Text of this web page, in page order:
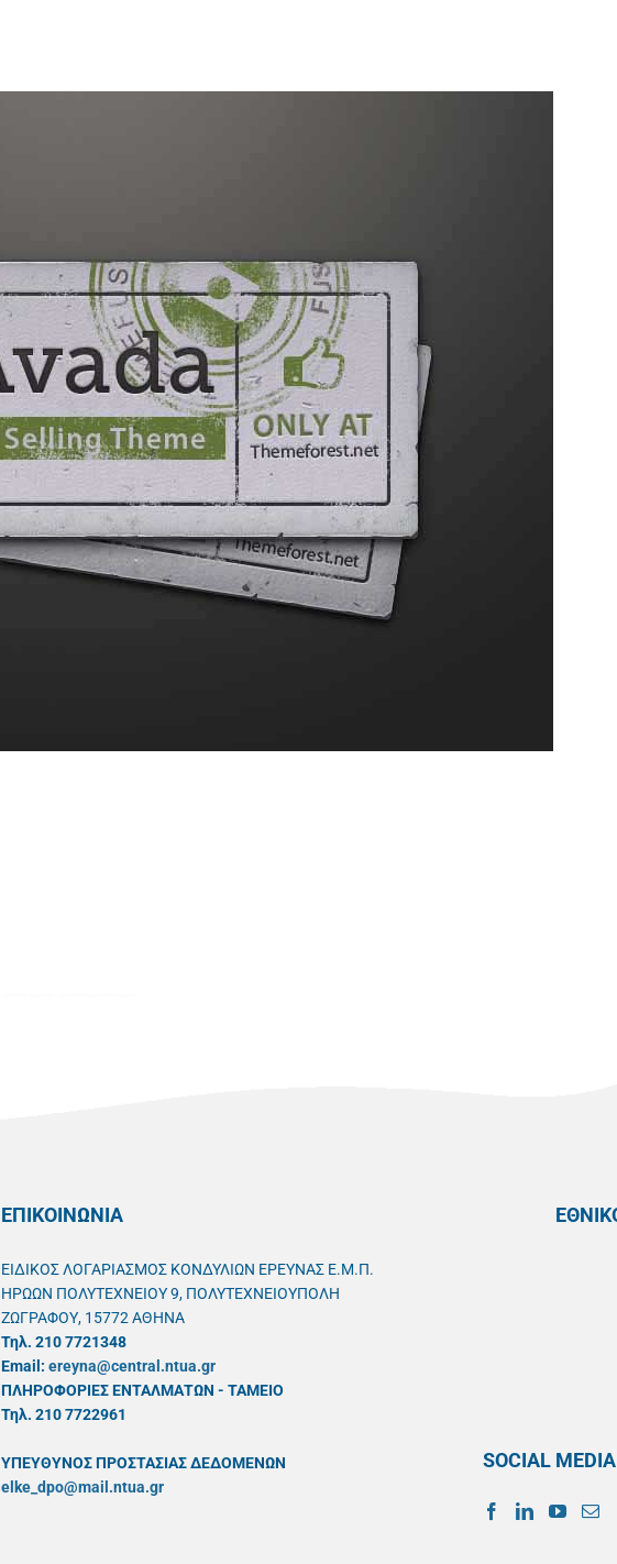
ΕΠΙΚΟΙΝΩΝΙΑ
ΕΙΔΙΚΟΣ ΛΟΓΑΡΙΑΣΜΟΣ ΚΟΝΔΥΛΙΩΝ ΕΡΕΥΝΑΣ Ε.Μ.Π.
ΗΡΩΩΝ ΠΟΛΥΤΕΧΝΕΙΟΥ 9, ΠΟΛΥΤΕΧΝΕΙΟΥΠΟΛΗ
ΖΩΓΡΑΦΟΥ, 15772 ΑΘΗΝΑ
Τηλ. 210 7721348
Email: ereyna@central.ntua.gr
ΠΛΗΡΟΦΟΡΙΕΣ ΕΝΤΑΛΜΑΤΩΝ - ΤΑΜΕΙΟ
Τηλ. 210 7722961
ΥΠΕΥΘYΝΟΣ ΠΡΟΣΤΑΣΙΑΣ ΔΕΔΟΜΕΝΩΝ
elke_dpo@mail.ntua.gr
SOCIAL MEDIA